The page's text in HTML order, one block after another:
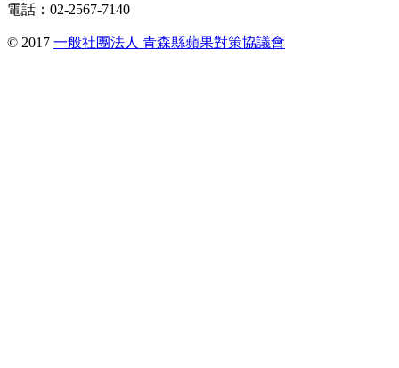
電話：02-2567-7140
© 2017 一般社團法人 青森縣蘋果對策協議會